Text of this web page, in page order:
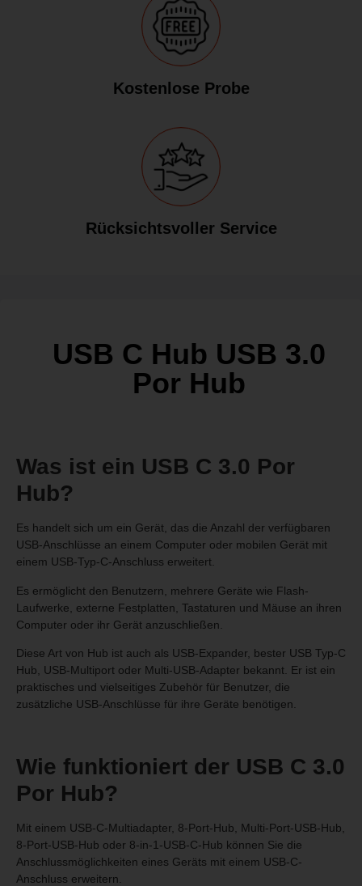
Kostenlose Probe
Rücksichtsvoller Service
USB C Hub USB 3.0
Por Hub
Was ist ein USB C 3.0 Por
Hub?
Es handelt sich um ein Gerät, das die Anzahl der verfügbaren
USB-Anschlüsse an einem Computer oder mobilen Gerät mit
einem USB-Typ-C-Anschluss erweitert.
Es ermöglicht den Benutzern, mehrere Geräte wie Flash-
Laufwerke, externe Festplatten, Tastaturen und Mäuse an ihren
Computer oder ihr Gerät anzuschließen.
Diese Art von Hub ist auch als USB-Expander, bester USB Typ-C
Hub, USB-Multiport oder Multi-USB-Adapter bekannt. Er ist ein
praktisches und vielseitiges Zubehör für Benutzer, die
zusätzliche USB-Anschlüsse für ihre Geräte benötigen.
Wie funktioniert der USB C 3.0
Por Hub?
Mit einem USB-C-Multiadapter, 8-Port-Hub, Multi-Port-USB-Hub,
8-Port-USB-Hub oder 8-in-1-USB-C-Hub können Sie die
Anschlussmöglichkeiten eines Geräts mit einem USB-C-
Anschluss erweitern.